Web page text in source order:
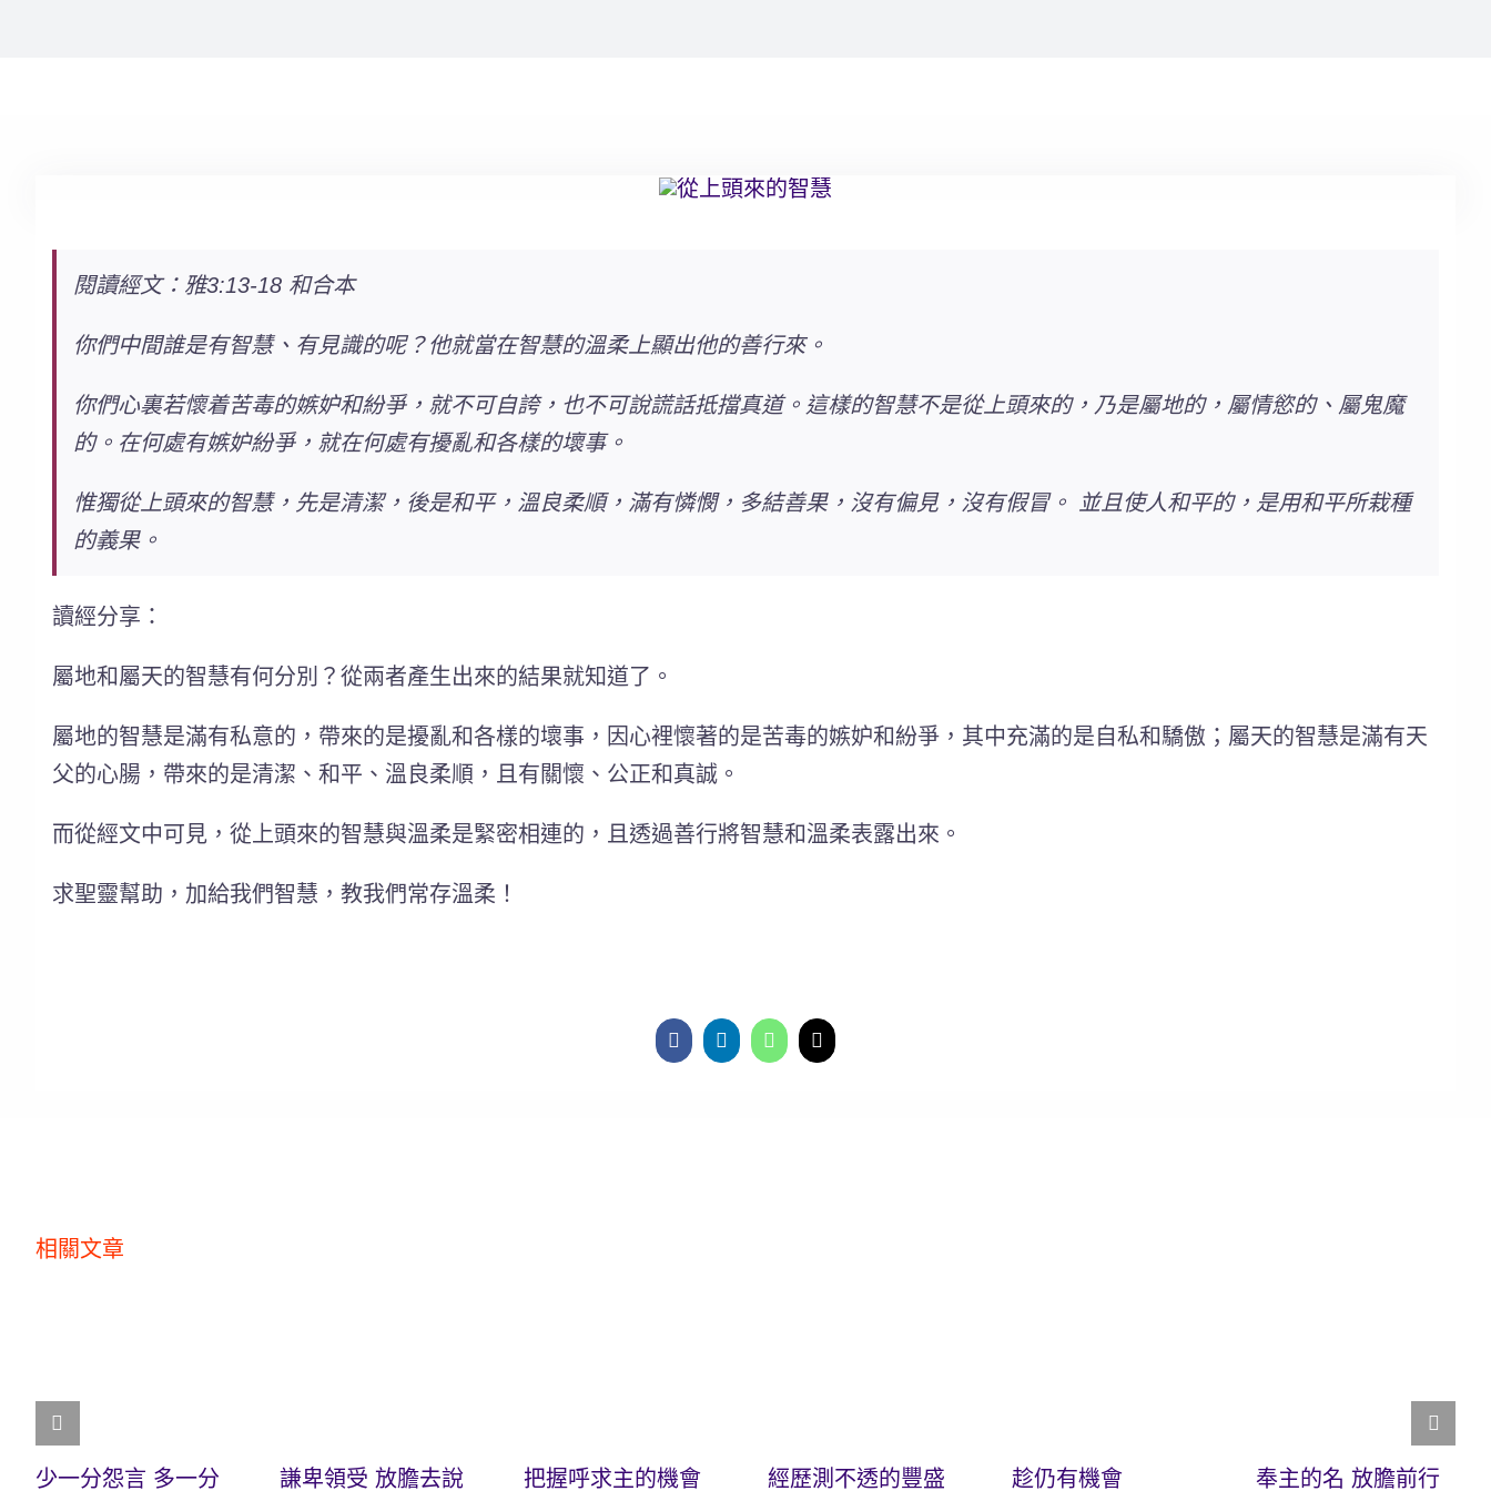
閱讀經文：雅3:13-18 和合本
你們中間誰是有智慧、有見識的呢？他就當在智慧的溫柔上顯出他的善行來。
你們心裏若懷着苦毒的嫉妒和紛爭，就不可自誇，也不可說謊話抵擋真道。這樣的智慧不是從上頭來的，乃是屬地的，屬情慾的、屬鬼魔
的。在何處有嫉妒紛爭，就在何處有擾亂和各樣的壞事。
惟獨從上頭來的智慧，先是清潔，後是和平，溫良柔順，滿有憐憫，多結善果，沒有偏見，沒有假冒。 並且使人和平的，是用和平所栽種
的義果。
讀經分享：
屬地和屬天的智慧有何分別？從兩者產生出來的結果就知道了。
屬地的智慧是滿有私意的，帶來的是擾亂和各樣的壞事，因心裡懷著的是苦毒的嫉妒和紛爭，其中充滿的是自私和驕傲； 屬天的智慧是滿有天
父的心腸，帶來的是清潔、和平、溫良柔順，且有關懷、公正和真誠。
而從經文中可見，從上頭來的智慧與溫柔是緊密相連的，且透過善行將智慧和溫柔表露出來。
求聖靈幫助，加給我們智慧，教我們常存溫柔！
相關文章
少一分怨言 多一分
謙卑領受 放膽去說 把握呼求主的機會 經歷測不透的豐盛 趁仍有機會 奉主的名 放膽前行